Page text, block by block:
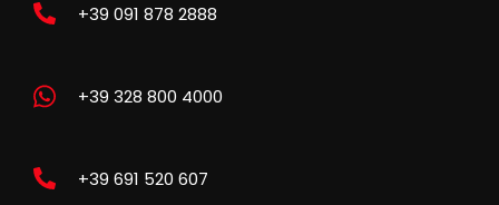
+39 091 878 2888
+39 328 800 4000
+39 691 520 607